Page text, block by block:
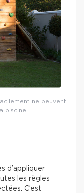
ne peuvent
piscine.
d’appliquer
les règles
C’est